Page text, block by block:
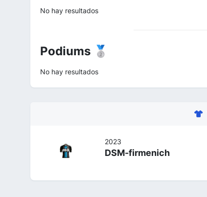
No hay resultados
Podiums 🥈
No hay resultados
2023
DSM-firmenich